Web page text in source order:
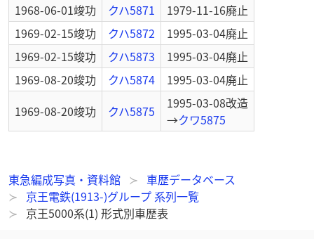
1968-06-01竣功 クハ5871 1979-11-16廃止
1969-02-15竣功 クハ5872 1995-03-04廃止
1969-02-15竣功 クハ5873 1995-03-04廃止
1969-08-20竣功 クハ5874 1995-03-04廃止
1969-08-20竣功 クハ5875 1995-03-08改造
→クワ5875
東急編成写真・資料館
車歴データベース
京王電鉄(1913-)グループ 系列一覧
京王5000系(1) 形式別車歴表